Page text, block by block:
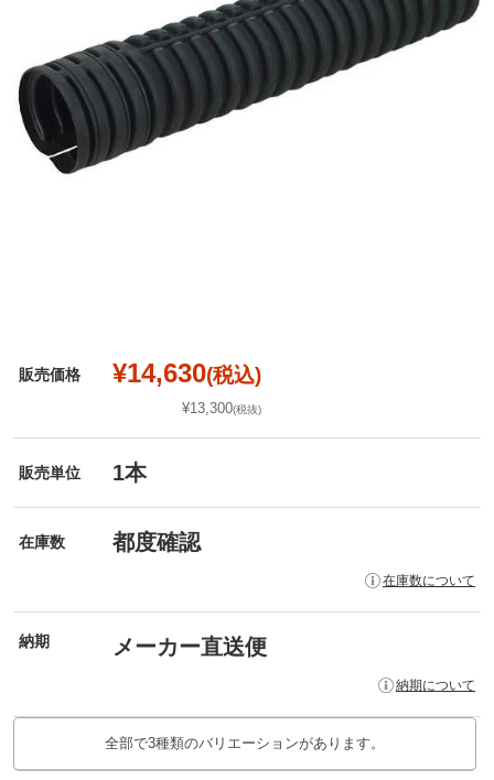
販売価格 ¥14,630(税込)
¥13,300(税抜)
販売単位 1本
在庫数 都度確認
在庫数について
納期 メーカー直送便
納期について
全部で3種類のバリエーションがあります。